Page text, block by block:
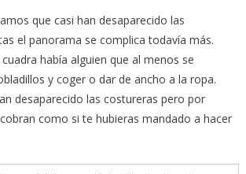
que casi han desaparecido las
el panorama se complica todavía más.
había alguien que al menos se
y coger o dar de ancho a la ropa.
desaparecido las costureras pero por
como si te hubieras mandado a hacer